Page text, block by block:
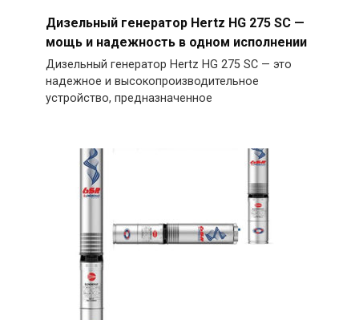
Дизельный генератор Hertz HG 275 SC —
мощь и надежность в одном исполнении
Дизельный генератор Hertz HG 275 SC — это
надежное и высокопроизводительное
устройство, предназначенное